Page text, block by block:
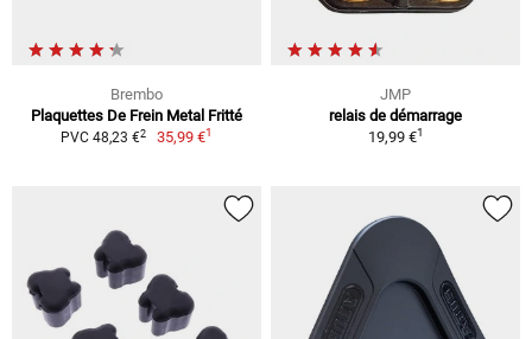
Brembo
Plaquettes De Frein Metal Fritté
PVC 48,23 €2 35,99 €1
JMP
relais de démarrage
19,99 €1